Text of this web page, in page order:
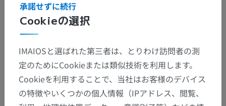
アルバム: Digestif
Cookieの選択
承諾せずに続行
IMAIOSと選ばれた第三者は、とりわけ訪問者の測
定のためにCookieまたは類似技術を利用します。
Cookieを利用することで、当社はお客様のデバイス
の特徴やいくつかの個人情報（IPアドレス、閲覧、